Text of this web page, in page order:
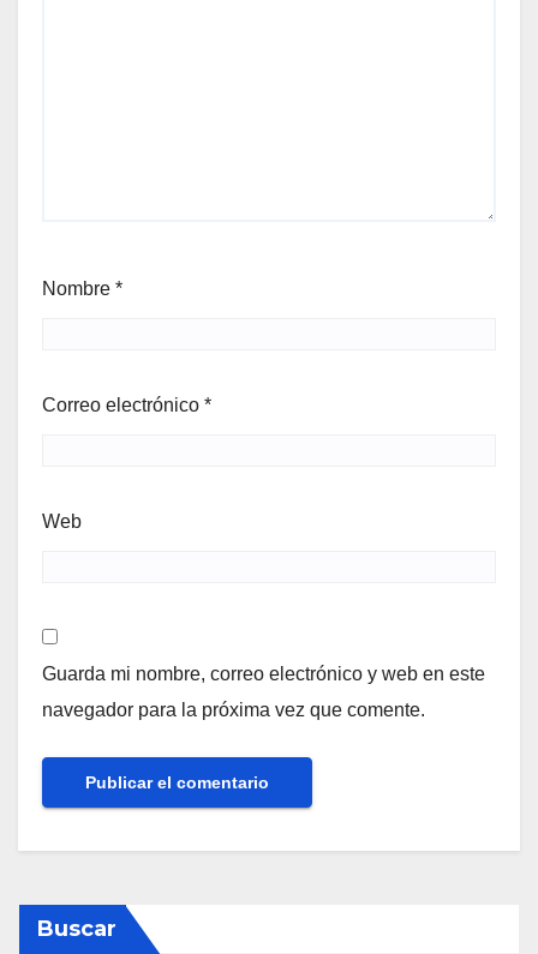
Nombre *
Correo electrónico *
Web
Guarda mi nombre, correo electrónico y web en este
navegador para la próxima vez que comente.
Buscar